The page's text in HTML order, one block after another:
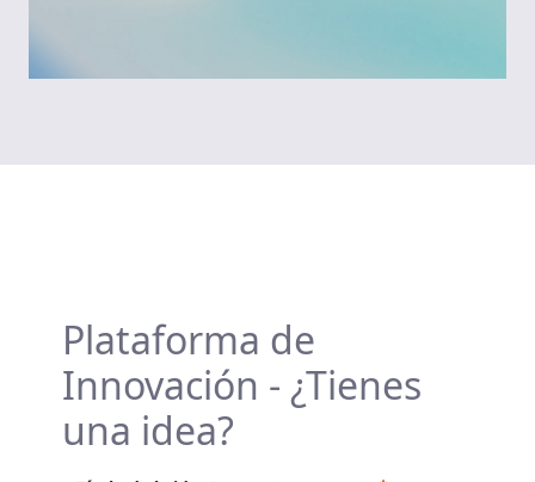
Plataforma de
Innovación - ¿Tienes
una idea?